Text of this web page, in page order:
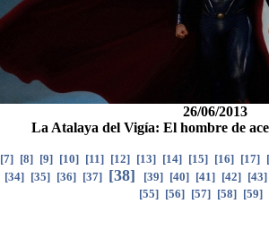
26/06/2013
La Atalaya del Vigía: El hombre de
[7] [8] [9] [10] [11] [12] [13] [14] [15] [16] [17] [
[34] [35] [36] [37] [38] [39] [40] [41] [42] [43]
[55] [56] [57] [58] [59]